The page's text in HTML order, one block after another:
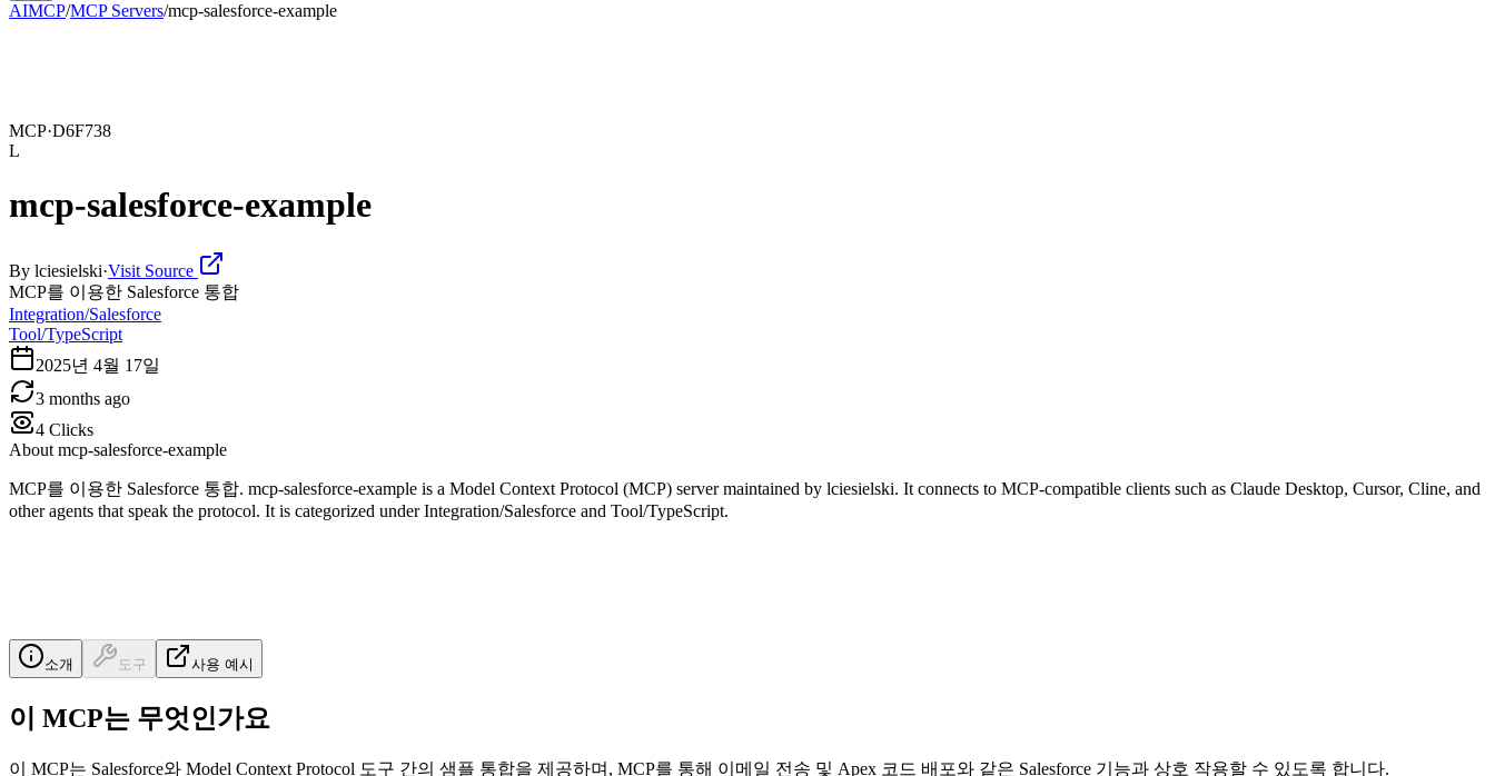
AIMCP/MCP Servers/mcp-salesforce-example
MCP·D6F738
L
mcp-salesforce-example
By lciesielski·Visit Source
MCP를 이용한 Salesforce 통합
Integration/Salesforce
Tool/TypeScript
2025년 4월 17일
3 months ago
4 Clicks
About mcp-salesforce-example
MCP를 이용한 Salesforce 통합. mcp-salesforce-example is a Model Context Protocol (MCP) server maintained by lciesielski. It connects to MCP-compatible clients such as Claude Desktop, Cursor, Cline, and
other agents that speak the protocol. It is categorized under Integration/Salesforce and Tool/TypeScript.
소개 도구 사용 예시
이 MCP는 무엇인가요
이 MCP는 Salesforce와 Model Context Protocol 도구 간의 샘플 통합을 제공하며, MCP를 통해 이메일 전송 및 Apex 코드 배포와 같은 Salesforce 기능과 상호 작용할 수 있도록 합니다.